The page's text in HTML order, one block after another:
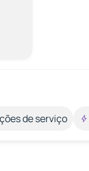
de serviço